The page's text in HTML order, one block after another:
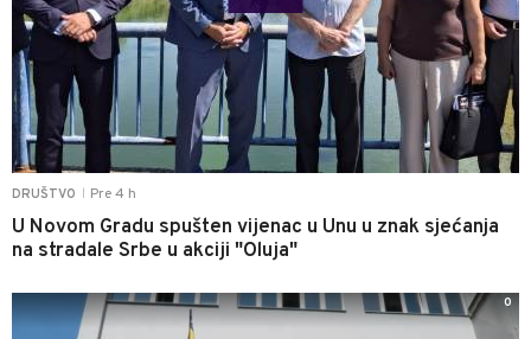
DRUŠTVO Pre 4 h
U Novom Gradu spušten vijenac u Unu u znak sjećanja
na stradale Srbe u akciji "Oluja"
0